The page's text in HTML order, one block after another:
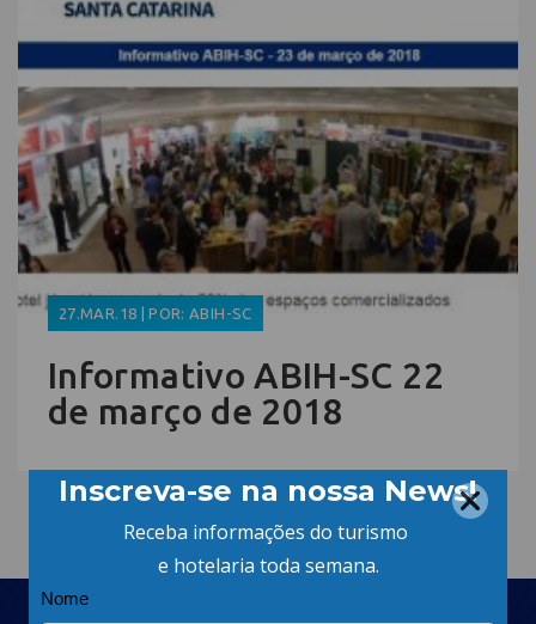
27.MAR.18 | POR: ABIH-SC
Informativo ABIH-SC 22
de março de 2018